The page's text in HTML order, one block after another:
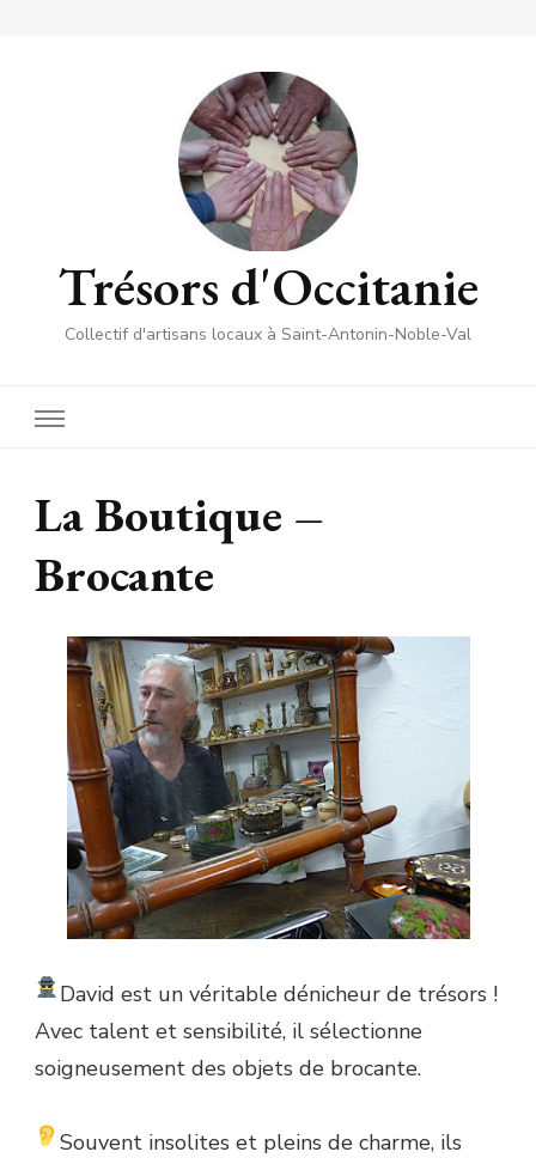
Trésors d'Occitanie
Collectif d'artisans locaux à Saint-Antonin-Noble-Val
La Boutique –
Brocante
David est un véritable dénicheur de trésors !
Avec talent et sensibilité, il sélectionne
soigneusement des objets de brocante.
Souvent insolites et pleins de charme, ils